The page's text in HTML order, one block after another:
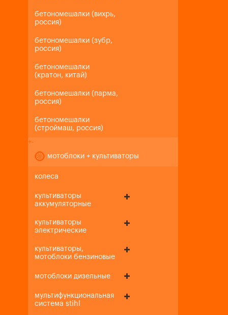
бетономешалки (вихрь,
россия)
бетономешалки (зубр,
россия)
бетономешалки
(кратон, китай)
бетономешалки (парма,
россия)
бетономешалки
(строймаш, россия)
+-
мотоблоки + культиваторы
колеса
культиваторы
аккумуляторные
культиваторы
электрические
культиваторы,
мотоблоки бензиновые
мотоблоки дизельные
мультифункциональная
система stihl